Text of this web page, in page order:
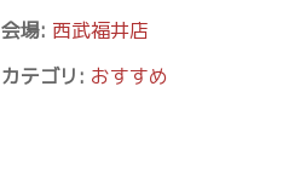
会場: 西武福井店
カテゴリ: おすすめ